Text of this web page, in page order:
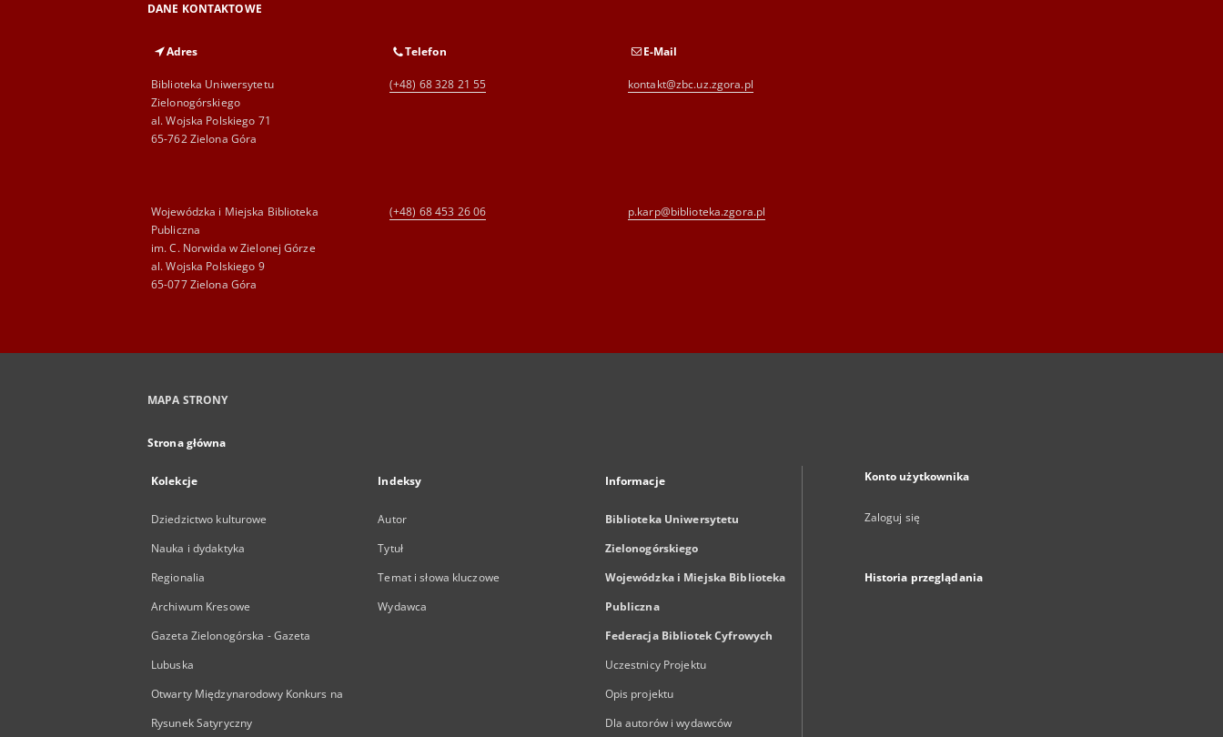
DANE KONTAKTOWE
Adres
Biblioteka Uniwersytetu
Zielonogórskiego
al. Wojska Polskiego 71
65-762 Zielona Góra
Telefon
(+48) 68 328 21 55
E-Mail
kontakt@zbc.uz.zgora.pl
Wojewódzka i Miejska Biblioteka
Publiczna
im. C. Norwida w Zielonej Górze
al. Wojska Polskiego 9
65-077 Zielona Góra
(+48) 68 453 26 06 p.karp@biblioteka.zgora.pl
MAPA STRONY
Strona główna
Kolekcje
Dziedzictwo kulturowe
Nauka i dydaktyka
Regionalia
Archiwum Kresowe
Gazeta Zielonogórska - Gazeta
Lubuska
Otwarty Międzynarodowy Konkurs na
Rysunek Satyryczny
Indeksy
Autor
Tytuł
Temat i słowa kluczowe
Wydawca
Informacje
Biblioteka Uniwersytetu
Zielonogórskiego
Wojewódzka i Miejska Biblioteka
Publiczna
Federacja Bibliotek Cyfrowych
Uczestnicy Projektu
Opis projektu
Dla autorów i wydawców
Konto użytkownika
Zaloguj się
Historia przeglądania